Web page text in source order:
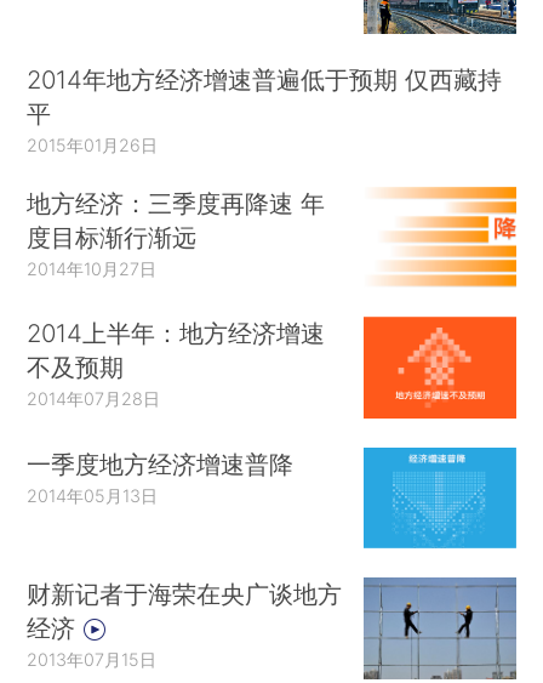
2014年地方经济增速普遍低于预期 仅西藏持
平
2015年01月26日
地方经济：三季度再降速 年
度目标渐行渐远
2014年10月27日
2014上半年：地方经济增速
不及预期
2014年07月28日
一季度地方经济增速普降
2014年05月13日
财新记者于海荣在央广谈地方
经济
2013年07月15日